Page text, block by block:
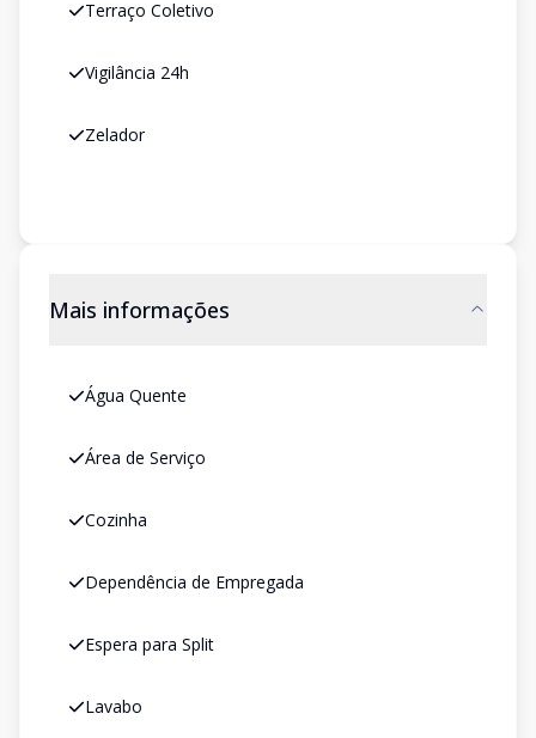
Terraço Coletivo
Vigilância 24h
Zelador
Mais informações
Água Quente
Área de Serviço
Cozinha
Dependência de Empregada
Espera para Split
Lavabo